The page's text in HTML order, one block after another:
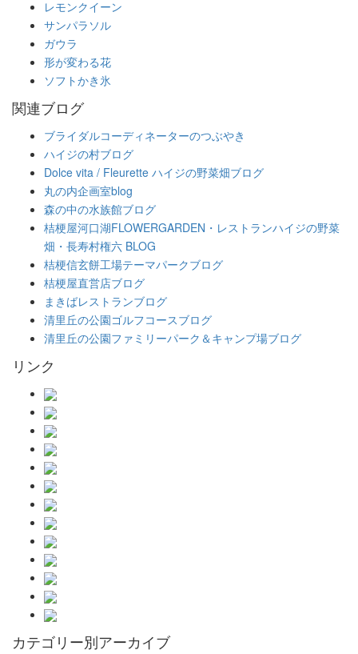
レモンクイーン
サンパラソル
ガウラ
形が変わる花
ソフトかき氷
関連ブログ
ブライダルコーディネーターのつぶやき
ハイジの村ブログ
Dolce vita / Fleurette ハイジの野菜畑ブログ
丸の内企画室blog
森の中の水族館ブログ
桔梗屋河口湖FLOWERGARDEN・レストランハイジの野菜
畑・長寿村権六 BLOG
桔梗信玄餅工場テーマパークブログ
桔梗屋直営店ブログ
まきばレストランブログ
清里丘の公園ゴルフコースブログ
清里丘の公園ファミリーパーク＆キャンプ場ブログ
リンク
カテゴリー別アーカイブ